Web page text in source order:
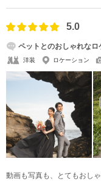
5.0
ペットとのおしゃれなロ
洋装 ロケーション
動画も写真も、とてもおし